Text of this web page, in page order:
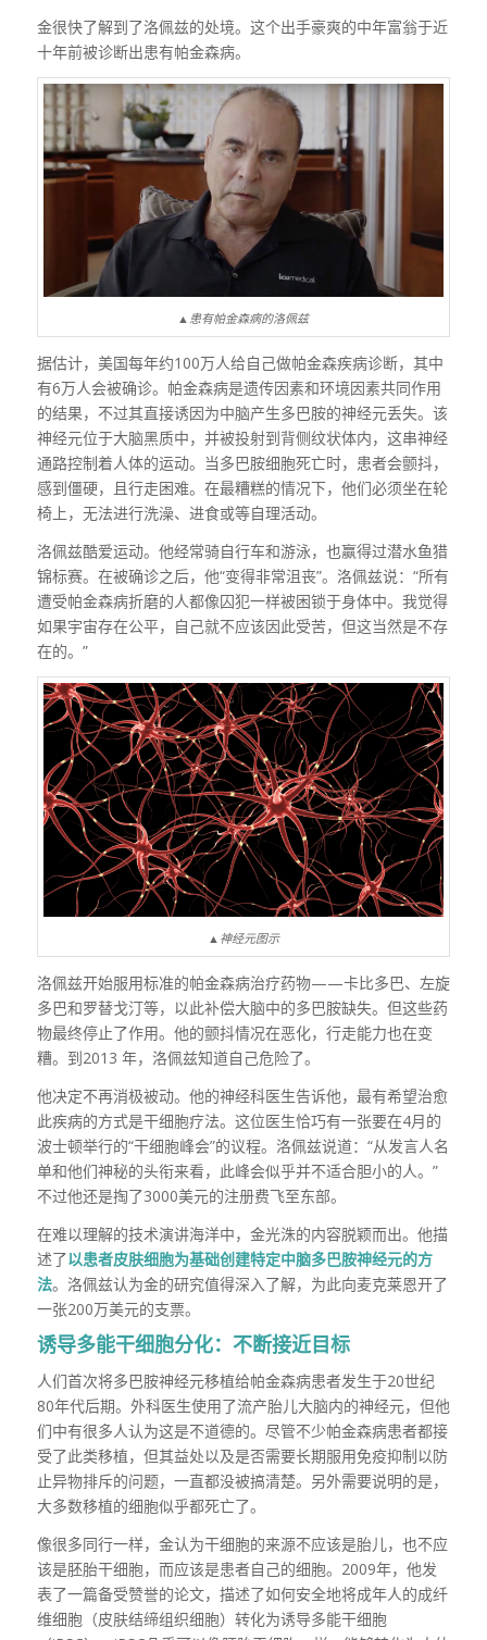
金很快了解到了洛佩兹的处境。这个出手豪爽的中年富翁于近
十年前被诊断出患有帕金森病。
▲患有帕金森病的洛佩兹
据估计，美国每年约100万人给自己做帕金森疾病诊断，其中
有6万人会被确诊。帕金森病是遗传因素和环境因素共同作用
的结果，不过其直接诱因为中脑产生多巴胺的神经元丢失。该
神经元位于大脑黑质中，并被投射到背侧纹状体内，这串神经
通路控制着人体的运动。当多巴胺细胞死亡时，患者会颤抖，
感到僵硬，且行走困难。在最糟糕的情况下，他们必须坐在轮
椅上，无法进行洗澡、进食或等自理活动。
洛佩兹酷爱运动。他经常骑自行车和游泳，也赢得过潜水鱼猎
锦标赛。在被确诊之后，他“变得非常沮丧”。洛佩兹说：“所有
遭受帕金森病折磨的人都像囚犯一样被困锁于身体中。我觉得
如果宇宙存在公平，自己就不应该因此受苦，但这当然是不存
在的。”
▲神经元图示
洛佩兹开始服用标准的帕金森病治疗药物——卡比多巴、左旋
多巴和罗替戈汀等，以此补偿大脑中的多巴胺缺失。但这些药
物最终停止了作用。他的颤抖情况在恶化，行走能力也在变
糟。到2013 年，洛佩兹知道自己危险了。
他决定不再消极被动。他的神经科医生告诉他，最有希望治愈
此疾病的方式是干细胞疗法。这位医生恰巧有一张要在4月的
波士顿举行的“干细胞峰会”的议程。洛佩兹说道：“从发言人名
单和他们神秘的头衔来看，此峰会似乎并不适合胆小的人。”
不过他还是掏了3000美元的注册费飞至东部。
在难以理解的技术演讲海洋中，金光洙的内容脱颖而出。他描
述了以患者皮肤细胞为基础创建特定中脑多巴胺神经元的方
法。洛佩兹认为金的研究值得深入了解，为此向麦克莱恩开了
一张200万美元的支票。
诱导多能干细胞分化：不断接近目标
人们首次将多巴胺神经元移植给帕金森病患者发生于20世纪
80年代后期。外科医生使用了流产胎儿大脑内的神经元，但他
们中有很多人认为这是不道德的。尽管不少帕金森病患者都接
受了此类移植，但其益处以及是否需要长期服用免疫抑制以防
止异物排斥的问题，一直都没被搞清楚。另外需要说明的是，
大多数移植的细胞似乎都死亡了。
像很多同行一样，金认为干细胞的来源不应该是胎儿，也不应
该是胚胎干细胞，而应该是患者自己的细胞。2009年，他发
表了一篇备受赞誉的论文，描述了如何安全地将成年人的成纤
维细胞（皮肤结缔组织细胞）转化为诱导多能干细胞